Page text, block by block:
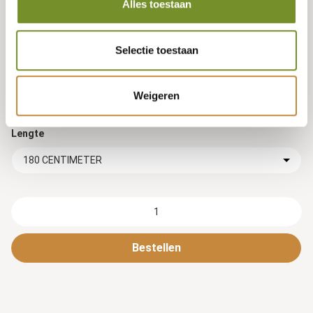
Alles toestaan
Selectie toestaan
Weigeren
Lengte
180 CENTIMETER
Bestellen